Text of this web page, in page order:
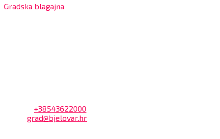
Gradska blagajna
+38543622000
grad@bjelovar.hr